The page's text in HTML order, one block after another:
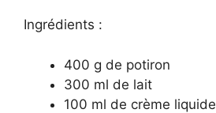
Ingrédients :
400 g de potiron
300 ml de lait
100 ml de crème liquide